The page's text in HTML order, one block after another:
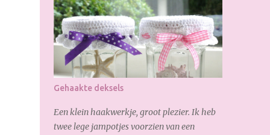
op ben is, de verborgen rits aan de
achterkant: Zo goed gelukt :-) Dank weer
voor je bezoekje. Geniet van het weekend!
Gehaakte deksels
Een klein haakwerkje, groot plezier. Ik heb
twee lege jampotjes voorzien van een